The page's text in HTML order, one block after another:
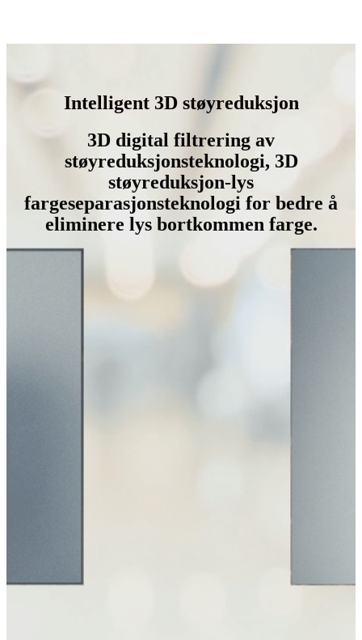
Intelligent 3D støyreduksjon
3D digital filtrering av
støyreduksjonsteknologi, 3D
støyreduksjon-lys
fargeseparasjonsteknologi for bedre å
eliminere lys bortkommen farge.